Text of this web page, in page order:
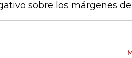
sobre los márgenes